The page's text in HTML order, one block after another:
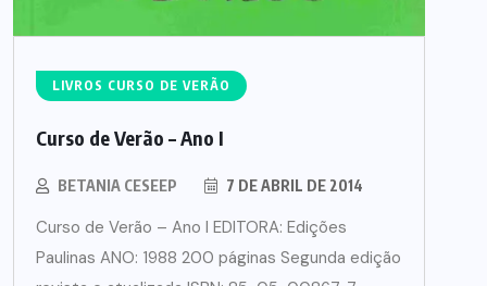
LIVROS CURSO DE VERÃO
Curso de Verão – Ano I
BETANIA CESEEP 7 DE ABRIL DE 2014
Curso de Verão – Ano I EDITORA: Edições
Paulinas ANO: 1988 200 páginas Segunda edição